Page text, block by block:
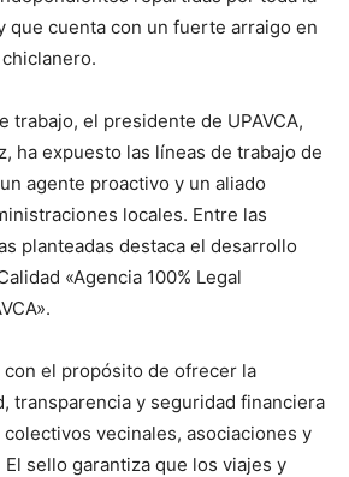
que cuenta con un fuerte arraigo en
trabajo, el presidente de UPAVCA,
ha expuesto las líneas de trabajo de
agente proactivo y un aliado
locales. Entre las
planteadas destaca el desarrollo
«Agencia 100% Legal
el propósito de ofrecer la
transparencia y seguridad financiera
vecinales, asociaciones y
sello garantiza que los viajes y